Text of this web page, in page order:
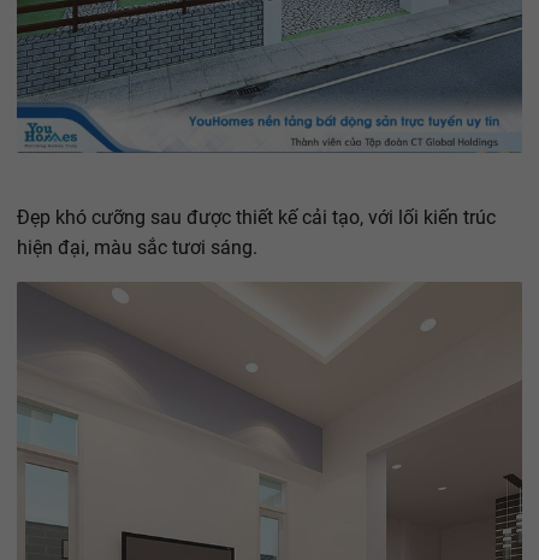
Đẹp khó cưỡng sau được thiết kế cải tạo, với lối kiến trúc
hiện đại, màu sắc tươi sáng.